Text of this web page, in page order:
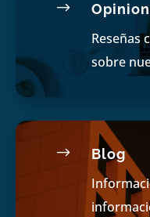
$
Reseñas
sobre
$ Blog